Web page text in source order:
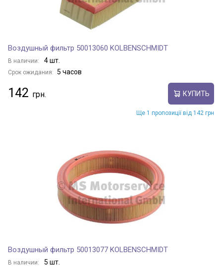
Воздушный фильтр 50013060 KOLBENSCHMIDT
В наличии: 4 шт.
Срок ожидания: 5 часов
142 КУПИТЬ
Ще 1 пропозиції від 142 грн
Воздушный фильтр 50013077 KOLBENSCHMIDT
В наличии: 5 шт.